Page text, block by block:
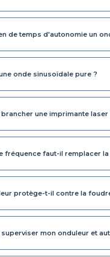
de temps d'autonomie un
onde sinusoïdale pure ?
une imprimante
fréquence faut-il remplacer la
protège-t-il contre la
mon onduleur et